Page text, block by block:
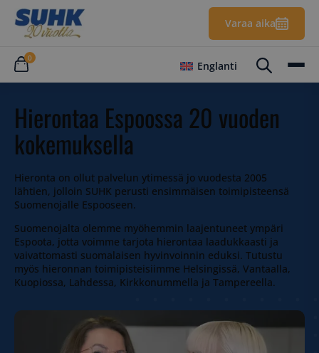
Varaa aika
0
Englanti
Hierontaa Espoossa 20 vuoden
kokemuksella
Hieronta on ollut palvelun ytimessä jo vuodesta 2005
lähtien, jolloin SUHK perusti ensimmäisen toimipisteensä
Suomenojalle Espooseen.
Suomenojalta olemme myöhemmin laajentuneet ympäri
Espoota, jotta voimme tarjota hierontaa laadukkaasti ja
vaivattomasti suomalaisen hyvinvoinnin eduksi. Tutustu
myös hieronnan toimipisteisiimme Helsingissä, Vantaalla,
Kuopiossa, Lahdessa, Kirkkonummella ja Tampereella.